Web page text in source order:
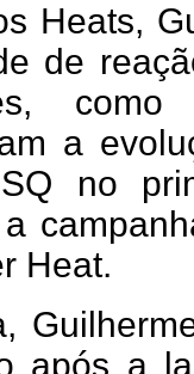
Heats,
de
como
a
no
Heat.
após a